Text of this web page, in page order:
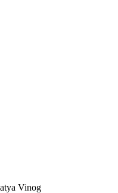
Vinog